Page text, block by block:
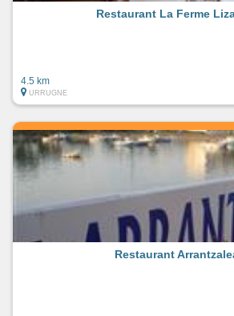
Restaurant La Ferme
4.5 km
URRUGNE
Restaurant